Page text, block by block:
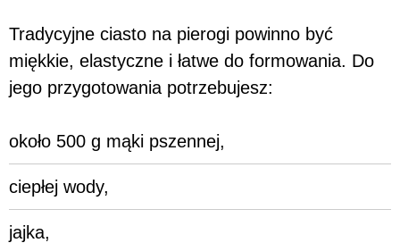
Tradycyjne ciasto na pierogi powinno być
miękkie, elastyczne i łatwe do formowania. Do
jego przygotowania potrzebujesz:
około 500 g mąki pszennej,
ciepłej wody,
jajka,